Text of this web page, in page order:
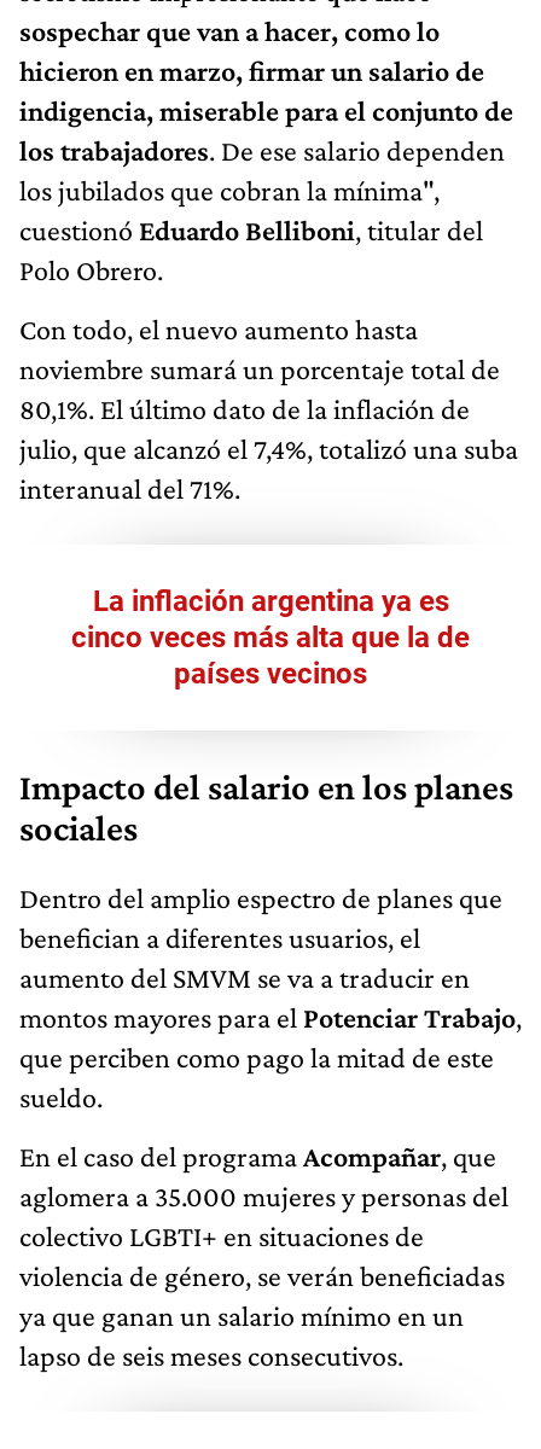
sospechar que van a hacer, como lo
hicieron en marzo, firmar un salario de
indigencia, miserable para el conjunto de
los trabajadores. De ese salario dependen
los jubilados que cobran la mínima",
cuestionó Eduardo Belliboni, titular del
Polo Obrero.
Con todo, el nuevo aumento hasta
noviembre sumará un porcentaje total de
80,1%. El último dato de la inflación de
julio, que alcanzó el 7,4%, totalizó una suba
interanual del 71%.
La inflación argentina ya es
cinco veces más alta que la de
países vecinos
Impacto del salario en los planes
sociales
Dentro del amplio espectro de planes que
benefician a diferentes usuarios, el
aumento del SMVM se va a traducir en
montos mayores para el Potenciar Trabajo,
que perciben como pago la mitad de este
sueldo.
En el caso del programaAcompañar, que
aglomera a 35.000 mujeres y personas del
colectivo LGBTI+ en situaciones de
violencia de género, se verán beneficiadas
ya que ganan un salario mínimo en un
lapso de seis meses consecutivos.